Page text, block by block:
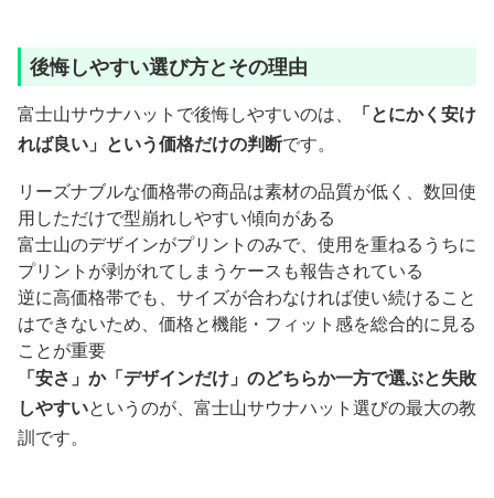
後悔しやすい選び方とその理由
富士山サウナハットで後悔しやすいのは、
「とにかく安け
れば良い」という価格だけの判断です。
リーズナブルな価格帯の商品は素材の品質が低く、数回使
用しただけで型崩れしやすい傾向がある
富士山のデザインがプリントのみで、使用を重ねるうちに
プリントが剥がれてしまうケースも報告されている
逆に高価格帯でも、サイズが合わなければ使い続けること
はできないため、価格と機能・フィット感を総合的に見る
ことが重要
「安さ」か「デザインだけ」のどちらか一方で選ぶと失敗
しやすいというのが、富士山サウナハット選びの最大の教
訓です。